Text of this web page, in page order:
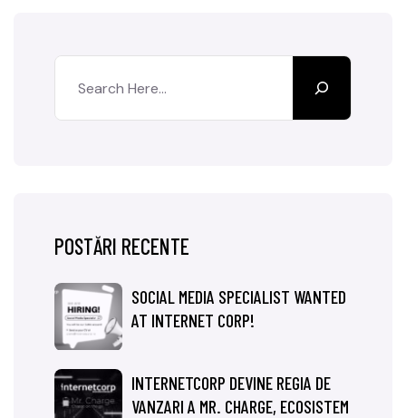
POSTĂRI RECENTE
SOCIAL MEDIA SPECIALIST WANTED
AT INTERNET CORP!
INTERNETCORP DEVINE REGIA DE
VANZARI A MR. CHARGE, ECOSISTEM